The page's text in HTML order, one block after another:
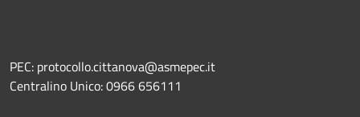
PEC: protocollo.cittanova@asmepec.it
Centralino Unico: 0966 656111